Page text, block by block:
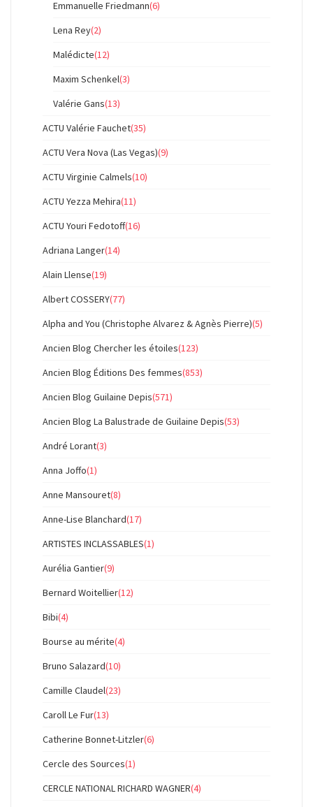
Emmanuelle Friedmann(6)
Lena Rey(2)
Malédicte(12)
Maxim Schenkel(3)
Valérie Gans(13)
ACTU Valérie Fauchet(35)
ACTU Vera Nova (Las Vegas)(9)
ACTU Virginie Calmels(10)
ACTU Yezza Mehira(11)
ACTU Youri Fedotoff(16)
Adriana Langer(14)
Alain Llense(19)
Albert COSSERY(77)
Alpha and You (Christophe Alvarez & Agnès Pierre)(5)
Ancien Blog Chercher les étoiles(123)
Ancien Blog Éditions Des femmes(853)
Ancien Blog Guilaine Depis(571)
Ancien Blog La Balustrade de Guilaine Depis(53)
André Lorant(3)
Anna Joffo(1)
Anne Mansouret(8)
Anne-Lise Blanchard(17)
ARTISTES INCLASSABLES(1)
Aurélia Gantier(9)
Bernard Woitellier(12)
Bibi(4)
Bourse au mérite(4)
Bruno Salazard(10)
Camille Claudel(23)
Caroll Le Fur(13)
Catherine Bonnet-Litzler(6)
Cercle des Sources(1)
CERCLE NATIONAL RICHARD WAGNER(4)